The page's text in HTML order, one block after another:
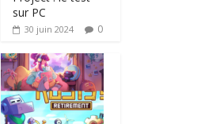
sur PC
30 juin 2024 0